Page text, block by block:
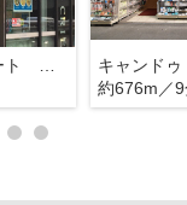
約676m／